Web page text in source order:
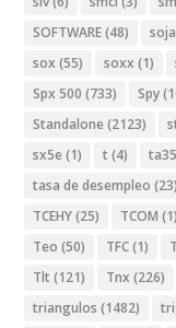
SOFTWARE(48) soja
sox (55) soxx (1)
Spx 500 (733) Spy
Standalone (2123)
sx5e (1) t (4) ta35
tasa de desempleo (23)
TCEHY(25) TCOM (1)
Teo (50) TFC(1)
Tlt (121) Tnx (226)
triangulos (1482)